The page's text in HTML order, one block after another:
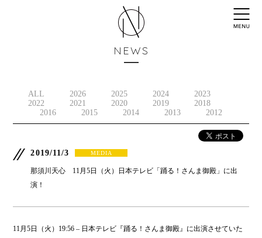
NEWS
ALL 2026 2025 2024
2023
2022
2021 2020 2019
2018
2016
2015 2014 2013 2012
2019/11/3 MEDIA
那須川天心 11月5日（火）日本テレビ「踊る！さんま御殿」に出
演！
11月5日（火）19:56 – 日本テレビ『踊る！さんま御殿』に出演させていた